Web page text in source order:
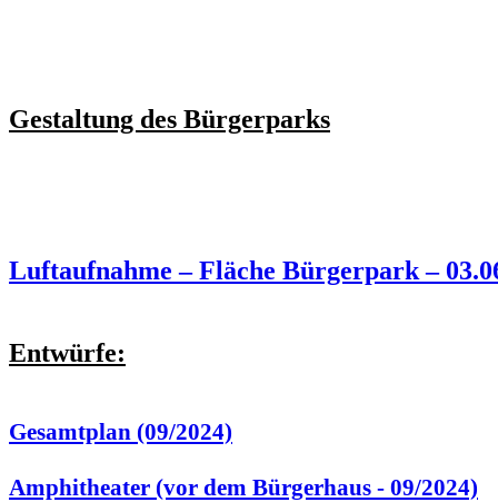
Gestaltung des Bürgerparks
Luftaufnahme – Fläche Bürgerpark –
Entwürfe:
Gesamtplan (09/2024)
Amphitheater (vor dem Bürgerhaus - 09/2024)